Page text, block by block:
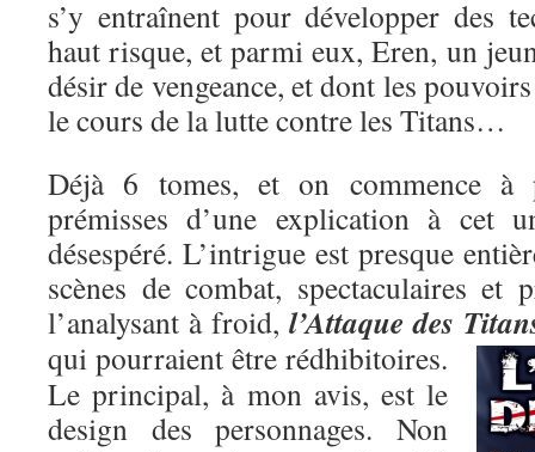
s’y entraînent pour développer des
haut risque, et parmi eux, Eren, un
désir de vengeance, et dont les
le cours de la lutte contre les Titans…
Déjà 6 tomes, et on commence à
prémisses d’une explication à cet
désespéré. L’intrigue est presque
scènes de combat, spectaculaires et
l’analysant à froid, l’Attaque des
qui pourraient être rédhibitoires.
Le principal, à mon avis, est le
design des personnages. Non